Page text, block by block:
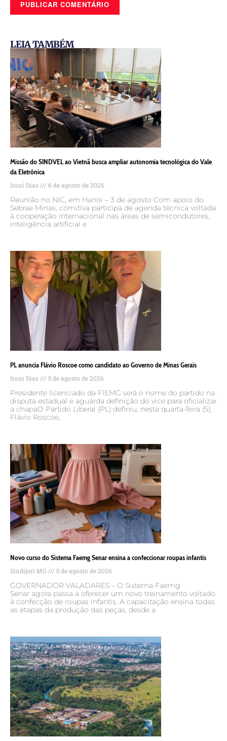
LEIA TAMBÉM
Missão do SINDVEL ao Vietnã busca ampliar autonomia tecnológica do Vale
da Eletrônica
Ironi Dias 6 de agosto de 2026
Reunião no NIC, em Hanoi – 3 de agosto Com apoio do
Sebrae Minas, comitiva participa de agenda técnica voltada
à cooperação internacional nas áreas de semicondutores,
inteligência artificial e
PL anuncia Flávio Roscoe como candidato ao Governo de Minas Gerais
Ironi Dias 5 de agosto de 2026
Presidente licenciado da FIEMG será o nome do partido na
disputa estadual e aguarda definição do vice para oficializar
a chapaO Partido Liberal (PL) definiu, nesta quarta-feira (5),
Flávio Roscoe,
Novo curso do Sistema Faemg Senar ensina a confeccionar roupas infantis
Sindijori MG 5 de agosto de 2026
GOVERNADOR VALADARES – O Sistema Faemg
Senar agora passa a oferecer um novo treinamento voltado
à confecção de roupas infantis. A capacitação ensina todas
as etapas da produção das peças, desde a